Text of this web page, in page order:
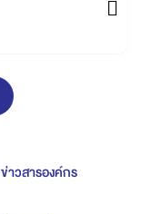
ข่าวสารองค์กร